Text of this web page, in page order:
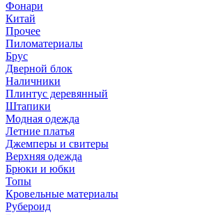
Фонари
Китай
Прочее
Пиломатериалы
Брус
Дверной блок
Наличники
Плинтус деревянный
Штапики
Модная одежда
Летние платья
Джемперы и свитеры
Верхняя одежда
Брюки и юбки
Топы
Кровельные материалы
Рубероид